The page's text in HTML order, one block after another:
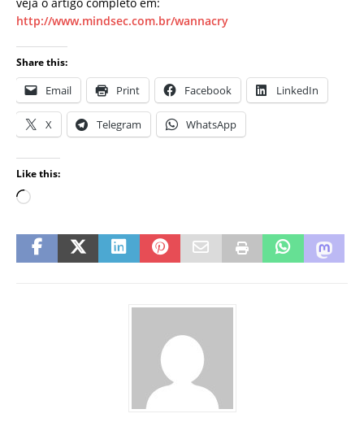
http://www.mindsec.com.br/wannacry
Share this:
Email Print Facebook LinkedIn
X Telegram WhatsApp
Like this: